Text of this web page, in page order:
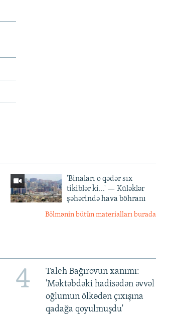
'Binaları o qədər sıx
tikiblər ki...' — Küləklər
şəhərində hava böhranı
Bölmənin bütün materialları burada
4
Taleh Bağırovun xanımı:
'Məktəbdəki hadisədən əvvəl
oğlumun ölkədən çıxışına
qadağa qoyulmuşdu'